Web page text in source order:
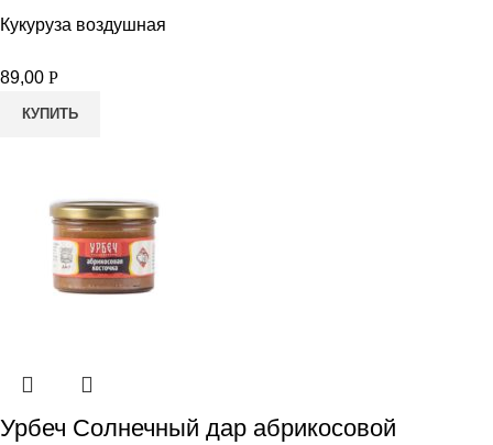
Кукуруза воздушная
89,00 Р
КУПИТЬ
Урбеч Солнечный дар абрикосовой